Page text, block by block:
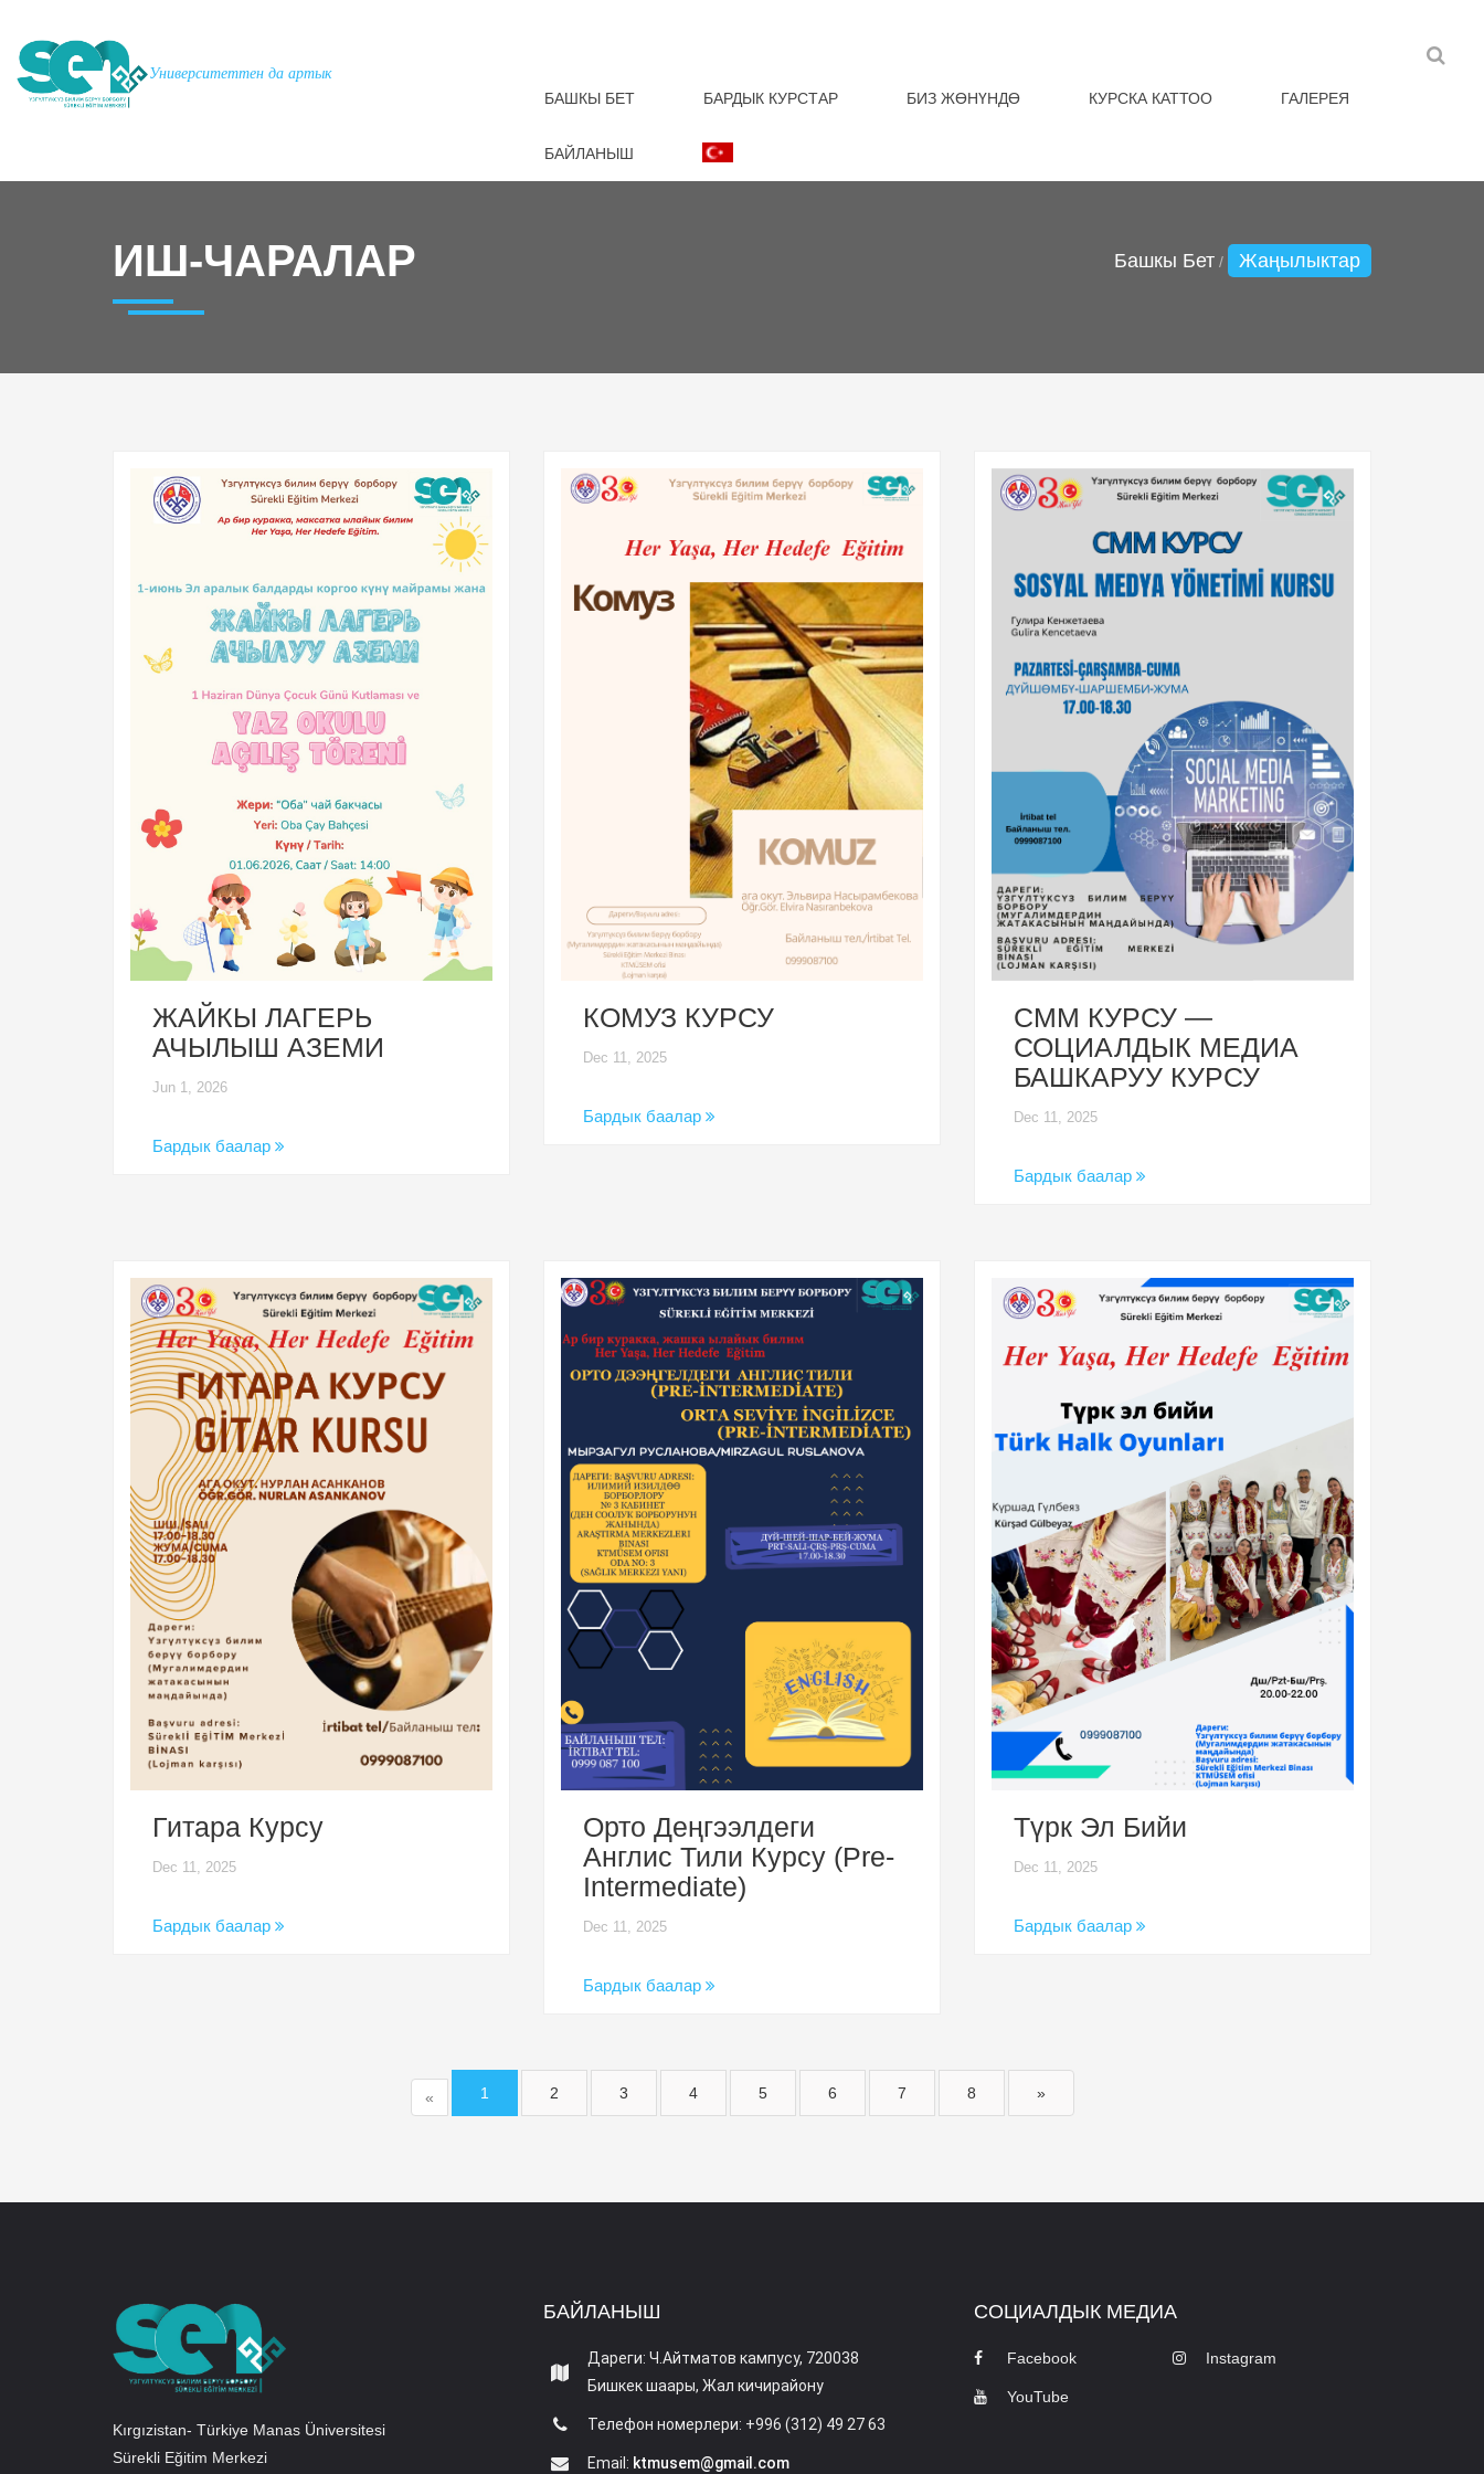
Университеттен да артык
БАШКЫ БЕТ БАРДЫК КУРСТАР БИЗ ЖӨНҮНДӨ КУРСКА КАТТОО ГАЛЕРЕЯ
БАЙЛАНЫШ
ИШ-ЧАРАЛАР Башкы Бет Жаңылыктар
ЖАЙКЫ ЛАГЕРЬ
АЧЫЛЫШ АЗЕМИ
Jun 1, 2026
Бардык баалар
КОМУЗ КУРСУ
Dec 11, 2025
Бардык баалар
СММ КУРСУ —
СОЦИАЛДЫК МЕДИА
БАШКАРУУ КУРСУ
Dec 11, 2025
Бардык баалар
Гитара Курсу
Dec 11, 2025
Бардык баалар
Орто Деңгээлдеги
Англис Тили Курсу (Pre-
Intermediate)
Dec 11, 2025
Бардык баалар
Түрк Эл Бийи
Dec 11, 2025
Бардык баалар
« 1 2 3 4 5 6 7 8 »
Kırgızistan- Türkiye Manas Üniversitesi
Sürekli Eğitim Merkezi
БАЙЛАНЫШ
Дареги: Ч.Айтматов кампусу, 720038
Бишкек шаары, Жал кичирайону
Телефон номерлери: +996 (312) 49 27 63
Email: ktmusem@gmail.com
СОЦИАЛДЫК МЕДИА
Facebook Instagram
YouTube